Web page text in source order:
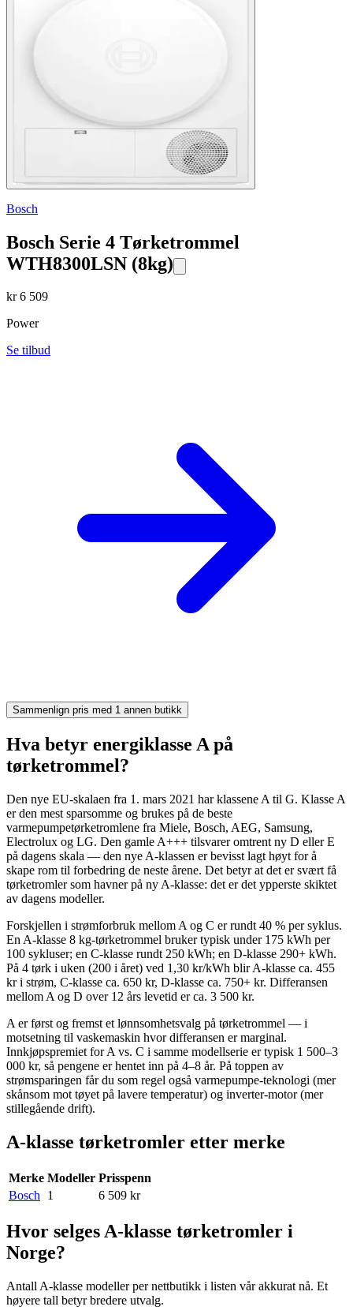
Bosch
Bosch Serie 4 Tørketrommel
WTH8300LSN (8kg)
kr6 509
Power
Se tilbud
Sammenlign pris med 1 annen butikk
Hva betyr energiklasse A på
tørketrommel?
Den nye EU-skalaen fra 1. mars 2021 har klassene A til G. Klasse A
er den mest sparsomme og brukes på de beste
varmepumpetørketromlene fra Miele, Bosch, AEG, Samsung,
Electrolux og LG. Den gamle A+++ tilsvarer omtrent ny D eller E
på dagens skala — den nye A-klassen er bevisst lagt høyt for å
skape rom til forbedring de neste årene. Det betyr at det er svært få
tørketromler som havner på ny A-klasse: det er det ypperste skiktet
av dagens modeller.
Forskjellen i strømforbruk mellom A og C er rundt 40 % per syklus.
En A-klasse 8 kg-tørketrommel bruker typisk under 175 kWh per
100 sykluser; en C-klasse rundt 250 kWh; en D-klasse 290+ kWh.
På 4 tørk i uken (200 i året) ved 1,30 kr/kWh blir A-klasse ca. 455
kr i strøm, C-klasse ca. 650 kr, D-klasse ca. 750+ kr. Differansen
mellom A og D over 12 års levetid er ca. 3 500 kr.
A er først og fremst et lønnsomhetsvalg på tørketrommel — i
motsetning til vaskemaskin hvor differansen er marginal.
Innkjøpspremiet for A vs. C i samme modellserie er typisk 1 500–3
000 kr, så pengene er hentet inn på 4–8 år. På toppen av
strømsparingen får du som regel også varmepumpe-teknologi (mer
skånsom mot tøyet på lavere temperatur) og inverter-motor (mer
stillegående drift).
A-klasse tørketromler etter merke
Merke Modeller Prisspenn
Bosch
1 6 509 kr
Hvor selges A-klasse tørketromler i
Norge?
Antall A-klasse modeller per nettbutikk i listen vår akkurat nå. Et
høyere tall betyr bredere utvalg.